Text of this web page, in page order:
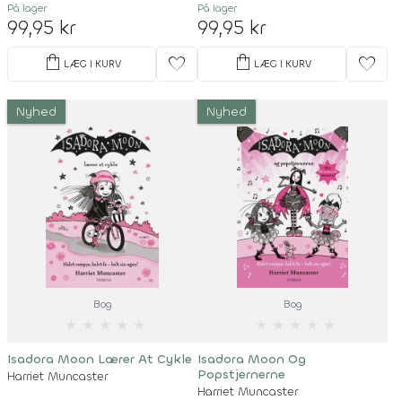
På lager
99,95 kr
shopping_bag LÆG I KURV favorite
På lager
99,95 kr
shopping_bag LÆG I KURV favorite
Nyhed
Bog
Isadora Moon Lærer At Cykle
Harriet Muncaster
Nyhed
Bog
Isadora Moon Og
Popstjernerne
Harriet Muncaster